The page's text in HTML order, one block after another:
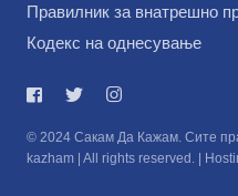
Правилник за внатрешно
Кодекс на однесување
© 2024 Сакам Да Кажам. Сите
kazham | All rights reserved. |